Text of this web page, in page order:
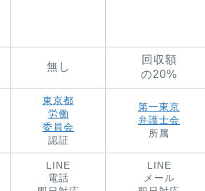
無し
回収額
の20%
東京都
労働
委員会
認証
第一東京
弁護士会
所属
LINE
電話
LINE
メール